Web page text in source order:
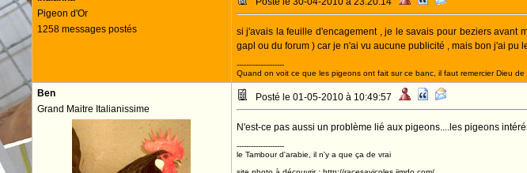
Pigeon d'Or
1258 messages postés
si j'avais la feuille d'encagement , je le savais pour beziers avant
gapl ou du forum ) car je n'ai vu aucune publicité , mais bon j'ai pu
--------------------
Quand on voit ce que les pigeons ont fait sur ce banc, il faut remercier Dieu
Ben
Grand Maitre Italianissime
Posté le 01-05-2010 à 10:49:57
N'est-ce pas aussi un problème lié aux pigeons....les pigeons
--------------------
le Tambour d'arabie, il n'y a que ça de vrai